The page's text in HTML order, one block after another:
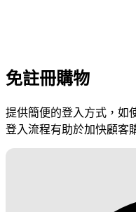
免註冊購物
提供簡便的登入方式，如
登入流程有助於加快顧客